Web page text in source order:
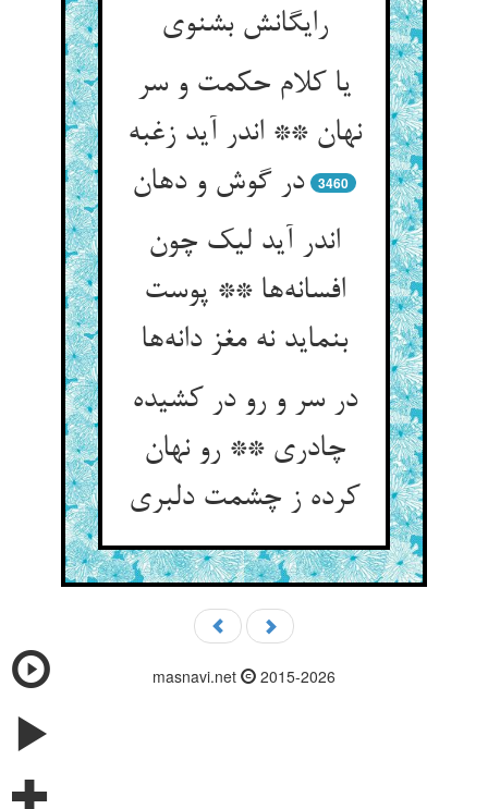
رایگانش بشنوی
یا کلام حکمت و سر
نهان ** اندر آید زغبه
در گوش و دهان
3460
اندر آید لیک چون
افسانه‌ها ** پوست
بنماید نه مغز دانه‌ها
در سر و رو در کشیده
چادری ** رو نهان
کرده ز چشمت دلبری
masnavi.net 2015-2026